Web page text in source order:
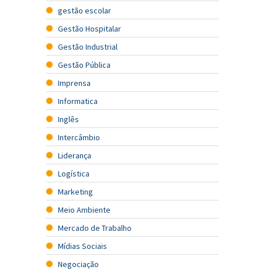
gestão escolar
Gestão Hospitalar
Gestão Industrial
Gestão Pública
Imprensa
Informatica
Inglês
Intercâmbio
Liderança
Logística
Marketing
Meio Ambiente
Mercado de Trabalho
Mídias Sociais
Negociação